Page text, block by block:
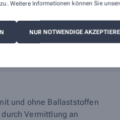
zu. Weitere Informationen können Sie
NUR NOTWENDIGE
gewährleistet
mit Ihnen
und ohne Ballaststoffen
Vermittlung an